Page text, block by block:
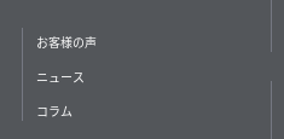
お客様の声
ニュース
コラム